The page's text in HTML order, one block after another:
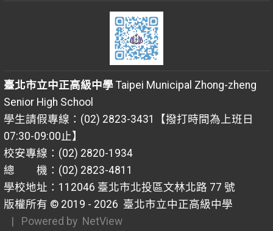
臺北市立中正高級中學Taipei Municipal Zhong-zheng
Senior High School
學生請假專線：(02) 2823-3431【撥打時間為上班日
07:30-09:00止】
校安專線：(02) 2820-1934
總 機：(02) 2823-4811
學校地址：112046 臺北市北投區文林北路 77 號
版權所有 © 2019 - 2026 臺北市立中正高級中學
| Powered by NetView